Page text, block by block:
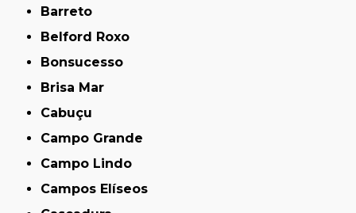
Barreto
Belford Roxo
Bonsucesso
Brisa Mar
Cabuçu
Campo Grande
Campo Lindo
Campos Elíseos